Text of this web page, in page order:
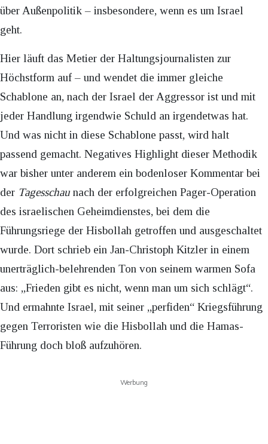
über Außenpolitik – insbesondere, wenn es um Israel
geht.
Hier läuft das Metier der Haltungsjournalisten zur
Höchstform auf – und wendet die immer gleiche
Schablone an, nach der Israel der Aggressor ist und mit
jeder Handlung irgendwie Schuld an irgendetwas hat.
Und was nicht in diese Schablone passt, wird halt
passend gemacht. Negatives Highlight dieser Methodik
war bisher unter anderem ein bodenloser Kommentar bei
der Tagesschaunach der erfolgreichen Pager-Operation
des israelischen Geheimdienstes, bei dem die
Führungsriege der Hisbollah getroffen und ausgeschaltet
wurde. Dort schrieb ein Jan-Christoph Kitzler in einem
unerträglich-belehrenden Ton von seinem warmen Sofa
aus: „Frieden gibt es nicht, wenn man um sich schlägt“.
Und ermahnte Israel, mit seiner „perfiden“ Kriegsführung
gegen Terroristen wie die Hisbollah und die Hamas-
Führung doch bloß aufzuhören.
Werbung